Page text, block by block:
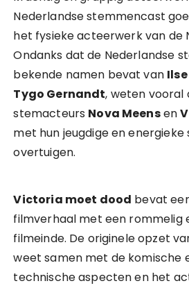
Nederlandse stemmencast
het fysieke acteerwerk van de
Ondanks dat de Nederlandse
bekende namen bevat van
Tygo Gernandt, weten vooral
stemacteurs Nova Meensen
met hun jeugdige en
overtuigen.
Victoria moet dood bevat
filmverhaal met een rommelig
filmeinde. De originele opzet
weet samen met de komische
technische aspecten en het